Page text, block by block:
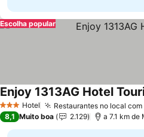
Escolha popular
3 EstrelasHotel Restaurantes no local
Enjoy 1313AG Hotel
8,1 Muito boa 2.129 a 7.1 km de